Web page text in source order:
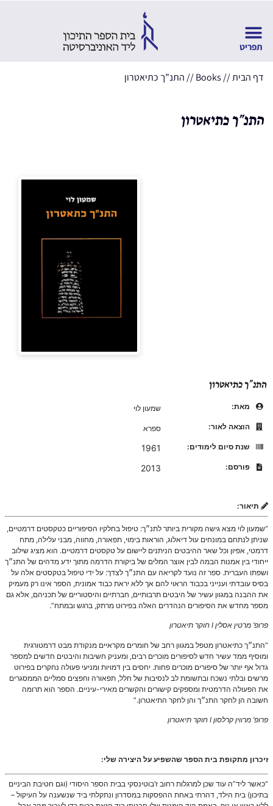
דף הבית//
Books
// התנ”ך כתיאטרון
התנ”ך כתיאטרון
התנ”ך כתיאטרון
מאת:
שמעון לוי
הוצאה לאור:
ספרא
שנת סיום לימודים:
1961
פורסם: 2013
תיאור:
“שמעון לוי מצא גישה מקורית ביותר לתנ״ך: טיפול בחלקיו הסיפוריים כטקסטים דרמטיים,
שניתן לנתחם במונחים עול דיאלוג, הוראות בימוי, תפאורה, מחווה, מבני עלילה, מתח
דרמטי, אפיון וכל שאר ההיבטים הניתנים ליישום על טקסטים דרמטיים. הוא מציג שילוב
ייחודי בין אמנות הבמה לבין אוצר המלים של ביקורת הדרמה מתוך ידע מדהים של התנ״ך
ושפתו העברית. ספר זה נועד לקריאה עם התנ״ך לצדך: על ידי טיפול בטקסטים אלה על
בסיס עובדתי וענייני בכבוד הראוי להם אך ללא יראת כבוד אמונית, הספר אינו רק מעמיק
את ההבנה במגוון עשיר של היבטים תרבותיים, חברתיים והיסטוריים של תכניהם, אלא גם
מספר מחדש את הסיפורים הנהדרים האלה בפירוט מרתק, ברגש ובמתח”.
פרופ’ מרטין אסלין I חוקר תיאטרון
“התנ״ך כתיאטרון מטפל במגוון רחב של חומרים מקראיים מנקודת מבט דרמטורגית
ומוסיף ממד עשיר חדש לסיפורים מוכרים רבים, ומעניק חשיבות והיבטים חדשים למספר
גדול אף יותר של סיפורים מוכרים פחות. יחסים בין דמויות ומניעי פעולה נחקרים בפירוט
מרשים ובלתי נשכח ובתשומת לב לנסיבות של חלל, תפאורה וחפצים סמליים הממסגרים
את הפעולה הדרמטית ומספקים קישורים והקשרים מאירי-עיניים. הספר הוא תרומה
חשובה הן לחקר התנ״ך והן לחקר התיאטרון.”
פרופ’ מרווין קרלסון I חוקר תיאטרון
זיכרון מתקופת בית הספר שהשפיע על היצירה שלי:
“כאשר ליד”ה עוד שכן למרגלות רחוב ז’בוטינסקי בבית הספר היסודי (וגם חטיבת הביניים
בתיכון) בית הילד, דהרתי באחת ההפסקות במסדרון ונתקלתי ביד שנשענה על העיקול –